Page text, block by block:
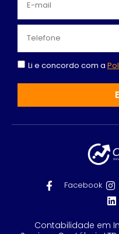
Li e concordo com a
Facebook
Contabilidade em